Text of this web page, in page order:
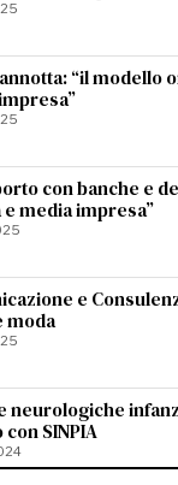
“il modello
con banche e
media impresa”
e
moda
neurologiche
SINPIA